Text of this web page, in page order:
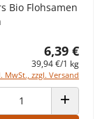
Bio Flohsamen
6,39 €
39,94 €/1 kg
MwSt., zzgl. Versand
VERRINGERN ANZAHL